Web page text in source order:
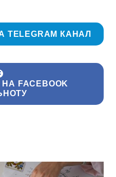
TELEGRAM КАНАЛ
FACEBOOK